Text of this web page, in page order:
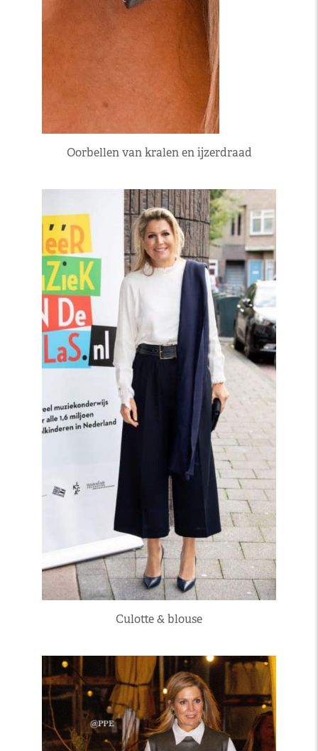
Oorbellen van kralen en ijzerdraad
Culotte & blouse